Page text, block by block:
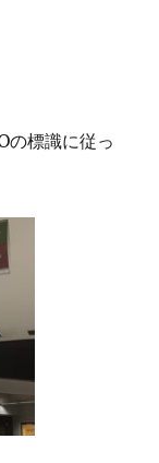
の標識に従っ